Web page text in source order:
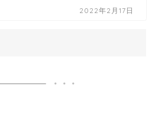
2022年2月17日